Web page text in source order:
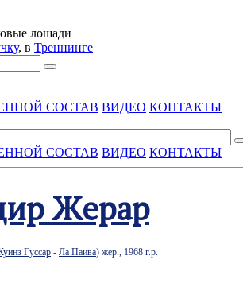
лошади
, в Треннингe
СОСТАВ ВИДЕО КОНТАКТЫ
СОСТАВ ВИДЕО КОНТАКТЫ
Жерар
Гуссар - Ла Паива) жер., 1968 г.р.